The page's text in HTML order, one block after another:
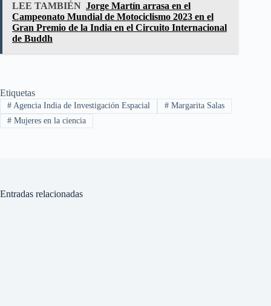
LEE TAMBIÉN Jorge Martín arrasa en el
Campeonato Mundial de Motociclismo 2023 en el
Gran Premio de la India en el Circuito Internacional
de Buddh
Etiquetas
#Agencia India de Investigación Espacial #Margarita Salas
#Mujeres en la ciencia
Entradas relacionadas